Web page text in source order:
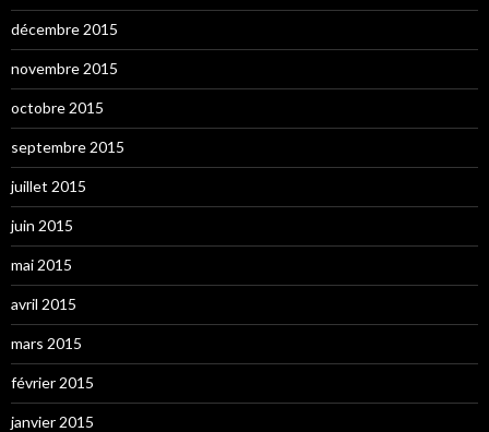
décembre 2015
novembre 2015
octobre 2015
septembre 2015
juillet 2015
juin 2015
mai 2015
avril 2015
mars 2015
février 2015
janvier 2015